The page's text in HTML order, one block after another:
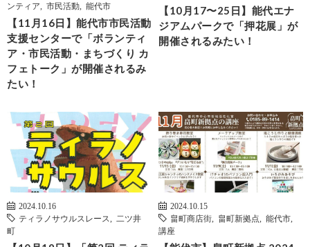
ンティア
市民活動 能代市
【11月16日】能代市市民活動
支援センターで「ボランティ
ア・市民活動・まちづくり カ
フェトーク」が開催されるみ
たい！
【10月17〜25日】能代エナ
ジアムパークで「押花展」が
開催されるみたい！
2024.10.16
ティラノサウルスレース
二ツ井
町
2024.10.15
畠町商店街
畠町新拠点 能代市
講座